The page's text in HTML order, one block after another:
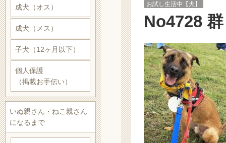
お試し生活中【犬】
No4728
成犬（オス）
成犬（メス）
子犬（12ヶ月以下）
個人保護
（掲載お手伝い）
いぬ親さん・ねこ親さん
になるまで